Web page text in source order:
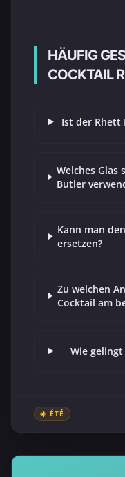
HÄUFIG
COCKTAIL
Ist der Rhett
Welches
Butler
Kann man
ersetzen?
Zu welchen
Cocktail am
Wie
☀️ ÉTÉ